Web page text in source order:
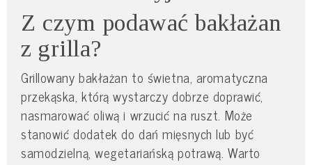
Z czym podawać bakłażan
z grilla?
Grillowany bakłażan to świetna, aromatyczna
przekąska, którą wystarczy dobrze doprawić,
nasmarować oliwą i wrzucić na ruszt. Może
stanowić dodatek do dań mięsnych lub być
samodzielną, wegetariańską potrawą. Warto